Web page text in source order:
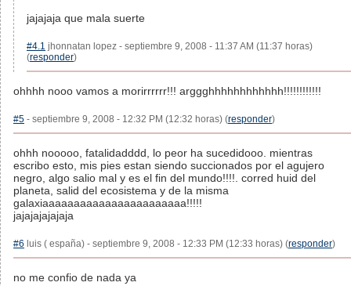
jajajaja que mala suerte
#4.1 jhonnatan lopez - septiembre 9, 2008 - 11:37 AM (11:37 horas)
(responder)
ohhhh nooo vamos a morirrrrrr!!! arggghhhhhhhhhhhh!!!!!!!!!!!!
#5 - septiembre 9, 2008 - 12:32 PM (12:32 horas) (responder)
ohhh nooooo, fatalidadddd, lo peor ha sucedidooo. mientras
escribo esto, mis pies estan siendo succionados por el agujero
negro, algo salio mal y es el fin del mundo!!!!. corred huid del
planeta, salid del ecosistema y de la misma
galaxiaaaaaaaaaaaaaaaaaaaaaaa!!!!!
jajajajajajaja
#6 luis ( españa) - septiembre 9, 2008 - 12:33 PM (12:33 horas) (responder)
no me confio de nada ya